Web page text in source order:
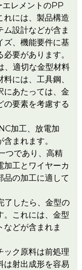
エレメントのPP
れには、製品構造
設計などが含ま
ズ、機能要件に基
要があります。
、適切な金型材料
には、工具鋼、
にあたっては、金
の要素を考慮する
加工、放電加
まれます。
つであり、高精
加工とワイヤーカ
品の加工に適して
了したら、金型の
。これには、金型
どが含まれま
ック原料は前処理
は射出成形を容易